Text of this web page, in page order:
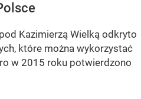
Kazimierzą Wielką odkryto
które można wykorzystać
w 2015 roku potwierdzono